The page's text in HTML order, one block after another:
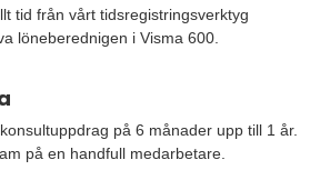
tid från vårt tidsregistringsverktyg
löneberednigen i Visma 600.
på 6 månader upp till 1 år.
på en handfull medarbetare.